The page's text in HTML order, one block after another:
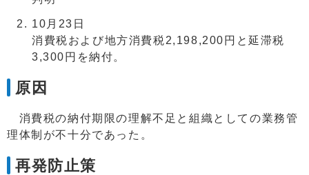
10月23日
消費税および地方消費税2,198,200円と延滞税
3,300円を納付。
原因
消費税の納付期限の理解不足と組織としての業務管
理体制が不十分であった。
再発防止策